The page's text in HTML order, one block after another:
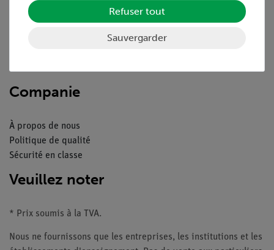
Aperçu du service
Téléchargements
Contacte service client
Companie
À propos de nous
Politique de qualité
Sécurité en classe
Veuillez noter
* Prix soumis à la TVA.
Nous ne fournissons que les entreprises, les institutions et les
Refuser tout
Sauvergarder